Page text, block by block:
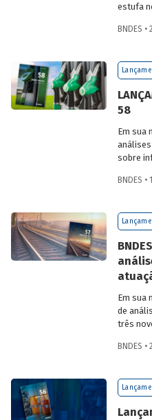
estufa
BNDES
58
Em sua
sobre
BNDES
Em sua
de
três
defesa.
BNDES